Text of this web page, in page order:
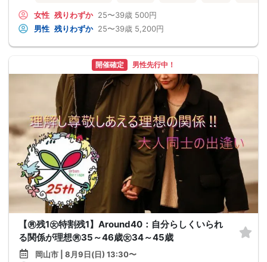
女性 残りわずか 25〜39歳 500円
男性 残りわずか 25〜39歳 5,200円
開催確定 男性先行中！
【㊚残1㊛特割残1】Around40：自分らしくいられ
る関係が理想㊚35～46歳㊛34～45歳
岡山市 | 8月9日(日) 13:30〜